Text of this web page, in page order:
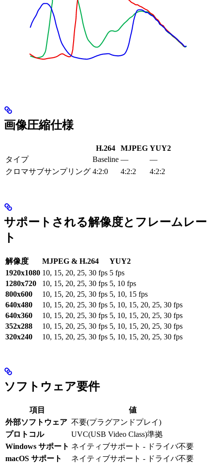
画像圧縮仕様
H.264 MJPEG YUY2
タイプ
Baseline —
—
クロマサブサンプリング 4:2:0 4:2:2 4:2:2
サポートされる解像度とフレームレー
ト
解像度 MJPEG & H.264
YUY2
1920x1080 10, 15, 20, 25, 30 fps 5 fps
1280x720
10, 15, 20, 25, 30 fps 5, 10 fps
800x600
10, 15, 20, 25, 30 fps 5, 10, 15 fps
640x480
10, 15, 20, 25, 30 fps 5, 10, 15, 20, 25, 30 fps
640x360
10, 15, 20, 25, 30 fps 5, 10, 15, 20, 25, 30 fps
352x288
10, 15, 20, 25, 30 fps 5, 10, 15, 20, 25, 30 fps
320x240
10, 15, 20, 25, 30 fps 5, 10, 15, 20, 25, 30 fps
ソフトウェア要件
項目
値
外部ソフトウェア 不要(プラグアンドプレイ)
プロトコル
UVC(USB Video Class)準拠
Windows サポート ネイティブサポート - ドライバ不要
macOS サポート
ネイティブサポート - ドライバ不要